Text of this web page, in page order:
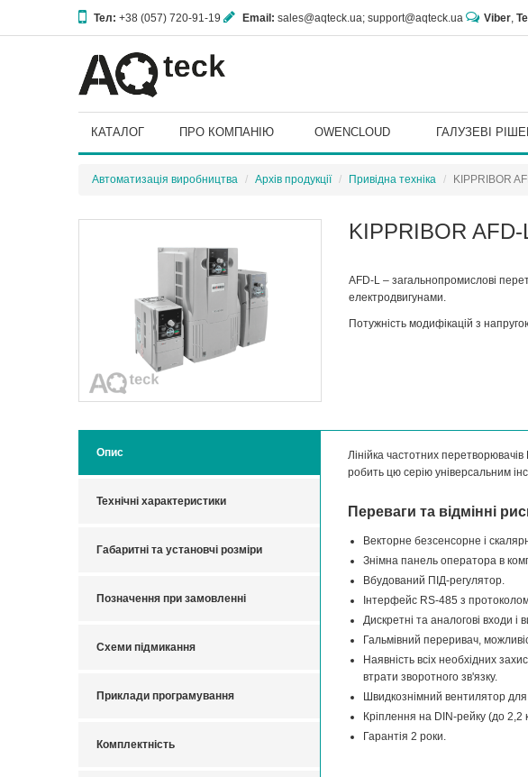
Тел: +38 (057) 720-91-19 Email: sales@aqteck.ua; support@aqteck.ua Viber,
61153, м. Харків, вул. Гвардійців Широнінців, 3А
КАТАЛОГ ПРО КОМПАНІЮ OWENCLOUD ГАЛУЗЕВІ
Автоматизація виробництва Архів продукції Привідна техніка KIPPRIBOR
KIPPRIBOR AFD-
AFD-L – загальнопромислові
електродвигунами.
Потужність модифікацій з
Опис
Технічні характеристики
Габаритні та установчі розміри
Позначення при замовленні
Схеми підмикання
Приклади програмування
Комплектність
Лінійка частотних
робить цю серію універсальним
Переваги та відмінні
Векторне безсенсорне і
Знімна панель оператора в
Вбудований ПІД-регулятор.
Інтерфейс RS-485 з
Дискретні та аналогові входи і
Гальмівний переривач,
Наявність всіх необхідних
втрати зворотного зв'язку.
Швидкознімний вентилятор
Кріплення на DIN-рейку (до 2,2
Гарантія 2 роки.